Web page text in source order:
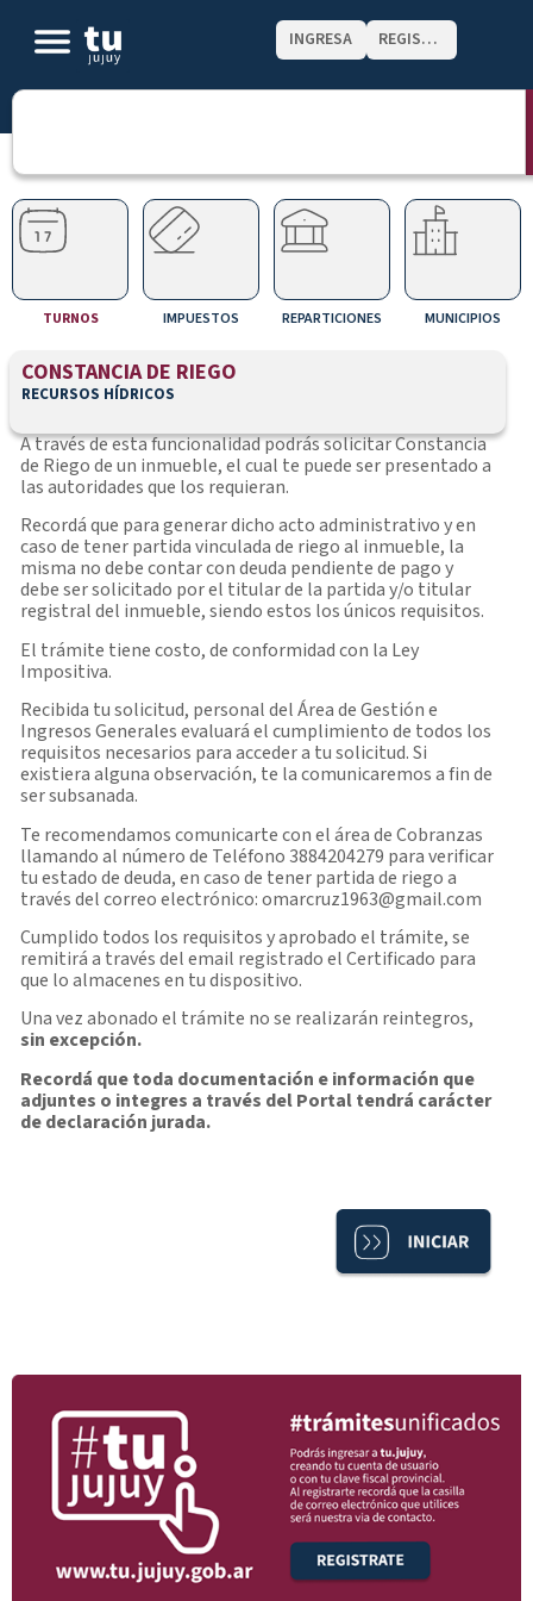
INGRESA REGISTRATE
TURNOS IMPUESTOS REPARTICIONES MUNICIPIOS
CONSTANCIA DE RIEGO
RECURSOS HÍDRICOS
A través de esta funcionalidad podrás solicitar Constancia
de Riego de un inmueble, el cual te puede ser presentado a
las autoridades que los requieran.
Recordá que para generar dicho acto administrativo y en
caso de tener partida vinculada de riego al inmueble, la
misma no debe contar con deuda pendiente de pago y
debe ser solicitado por el titular de la partida y/o titular
registral del inmueble, siendo estos los únicos requisitos.
El trámite tiene costo, de conformidad con la Ley
Impositiva.
Recibida tu solicitud, personal del Área de Gestión e
Ingresos Generales evaluará el cumplimiento de todos los
requisitos necesarios para acceder a tu solicitud. Si
existiera alguna observación, te la comunicaremos a fin de
ser subsanada.
Te recomendamos comunicarte con el área de Cobranzas
llamando al número de Teléfono 3884204279 para verificar
tu estado de deuda, en caso de tener partida de riego a
través del correo electrónico: omarcruz1963@gmail.com
Cumplido todos los requisitos y aprobado el trámite, se
remitirá a través del email registrado el Certificado para
que lo almacenes en tu dispositivo.
Una vez abonado el trámite no se realizarán reintegros,
sin excepción.
Recordá que toda documentación e información que
adjuntes o integres a través del Portal tendrá carácter
de declaración jurada.